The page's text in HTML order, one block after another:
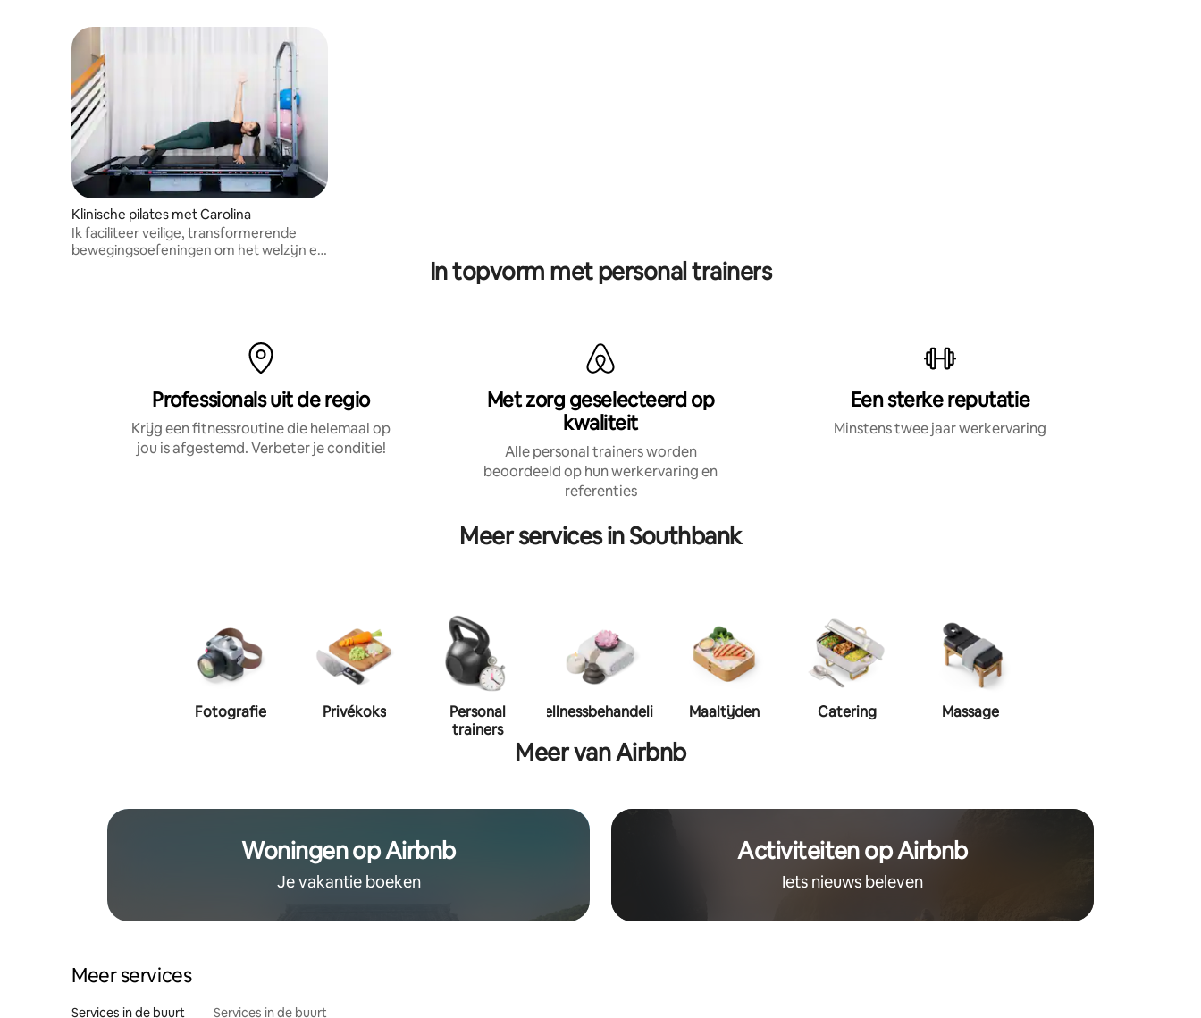
Klinische pilates met Carolina
Ik faciliteer veilige, transformerende
bewegingsoefeningen om het welzijn en
In topvorm met personal trainers
Professionals uit de regio
Krijg een fitnessroutine die helemaal op
jou is afgestemd. Verbeter je conditie!
Met zorg geselecteerd op
kwaliteit
Alle personal trainers worden
beoordeeld op hun werkervaring en
referenties
Een sterke reputatie
Minstens twee jaar werkervaring
Meer services in Southbank
Fotografie Privékoks
Personal
trainers
Wellnessbehandeling Maaltijden Catering Massage
Meer van Airbnb
Woningen op Airbnb
Je vakantie boeken
Activiteiten op Airbnb
Iets nieuws beleven
Meer services
Services in de buurt Services in de buurt